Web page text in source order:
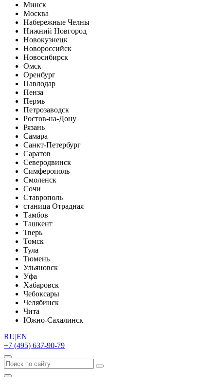
Минск
Москва
Набережные Челны
Нижний Новгород
Новокузнецк
Новороссийск
Новосибирск
Омск
Оренбург
Павлодар
Пенза
Пермь
Петрозаводск
Ростов-на-Дону
Рязань
Самара
Санкт-Петербург
Саратов
Северодвинск
Симферополь
Смоленск
Сочи
Ставрополь
станица Отрадная
Тамбов
Ташкент
Тверь
Томск
Тула
Тюмень
Ульяновск
Уфа
Хабаровск
Чебоксары
Челябинск
Чита
Южно-Сахалинск
RU|EN
+7 (495) 637-90-79